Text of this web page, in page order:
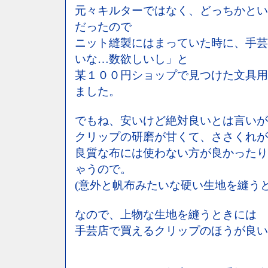
元々キルターではなく、どっちかと
だったので
ニット縫製にはまっていた時に、手
いな…数欲しいし」と
某１００円ショップで見つけた文具
ました。
でもね、安いけど絶対良いとは言い
クリップの研磨が甘くて、ささくれ
良質な布には使わない方が良かった
ゃうので。
(意外と帆布みたいな硬い生地を縫う
なので、上物な生地を縫うときには
手芸店で買えるクリップのほうが良